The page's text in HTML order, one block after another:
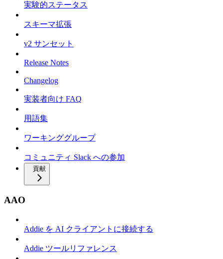
実験的ステータス
スキーマ拡張
v2 サンセット
Release Notes
Changelog
実装者向け FAQ
用語集
ワーキンググループ
コミュニティ Slack への参加
貢献
AAO
Addie を AI クライアントに接続する
Addie ツールリファレンス